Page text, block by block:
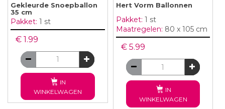
Gekleurde Snoepballon
35 cm
Pakket: 1 st
€ 1.99
IN
WINKELWAGEN
Hert Vorm Ballonnen
Pakket: 1 st
Maatregelen: 80 x 105 cm
€ 5.99
IN
WINKELWAGEN